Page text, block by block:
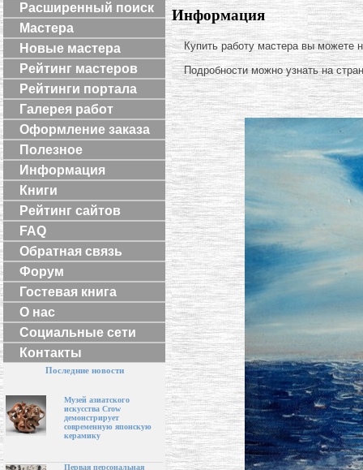
Расширенный поиск
Мастера
Новые мастера
Рейтинг мастеров
Рейтинги портала
Галерея работ
Оформление заказа
Полезное
Информация
Книги
Рейтинг сайтов
FAQ
Обратная связь
Форум
Гостевая книга
О нас
Социальные сети
Контакты
Последние новости
Музей азиатского
искусства Crow
демонстрирует
современную японскую
керамику
Первая персональная
Информация
Купить работу мастера вы можете
Подробности можно узнать на